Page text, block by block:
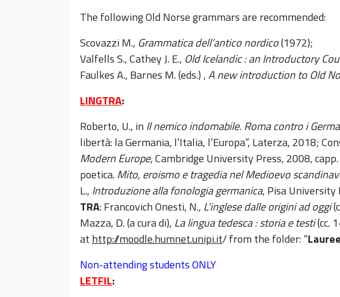
The following Old Norse grammars are recommended:
Scovazzi M., Grammatica dell’antico nordico(1972);
Valfells S., Cathey J. E., Old Icelandic : an Introductory
Faulkes A., Barnes M. (eds.) ,A new introduction to Old
LINGTRA:
Roberto, U., in Il nemico indomabile. Roma contro i
libertà: la Germania, l’Italia, l’Europa”, Laterza, 2018;
Modern Europe, Cambridge University Press, 2008,
poetica.Mito, eroismo e tragedia nel Medioevo
L., Introduzione alla fonologia germanica, Pisa University
TRA: Francovich Onesti, N., L’inglese dalle origini ad oggi
Mazza, D. (a cura di), La lingua tedesca : storia e testi(cc.
at http://moodle.humnet.unipi.it/ from the folder: “
Non-attending students ONLY
LETFIL: